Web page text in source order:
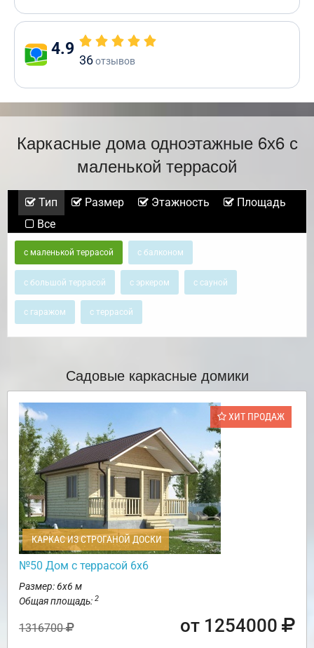
4.9
36отзывов
Каркасные дома одноэтажные 6х6 с
маленькой террасой
Тип Размер Этажность
Площадь
Все
с маленькой террасой с балконом
с большой террасой с эркером с сауной
с гаражом с террасой
Садовые каркасные домики
ХИТ ПРОДАЖ
КАРКАС ИЗ СТРОГАНОЙ ДОСКИ
№50 Дом с террасой 6х6
Размер: 6х6 м
Общая площадь: 2
1316700 от 1254000